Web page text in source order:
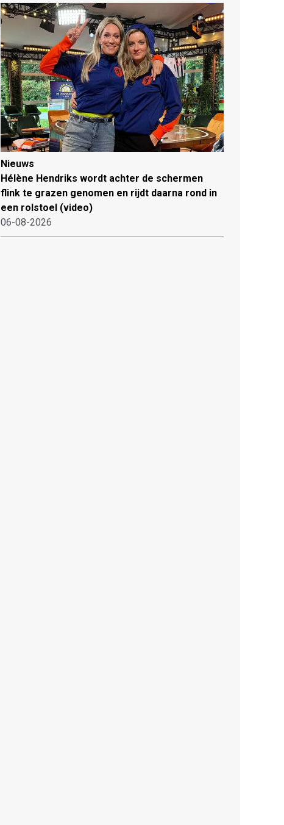
Nieuws
Hélène Hendriks wordt achter de schermen
flink te grazen genomen en rijdt daarna rond in
een rolstoel (video)
06-08-2026